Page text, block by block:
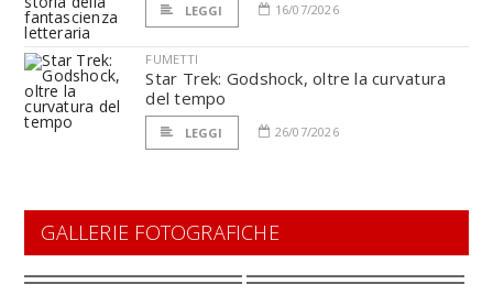
LEGGI 16/07/2026
FUMETTI
Star Trek: Godshock, oltre la curvatura
del tempo
LEGGI 26/07/2026
GALLERIE FOTOGRAFICHE